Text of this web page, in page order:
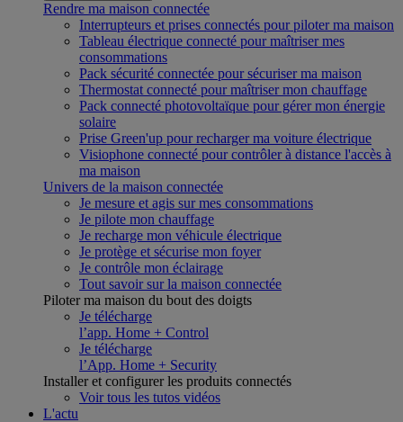
Rendre ma maison connectée
Interrupteurs et prises connectés pour piloter ma maison
Tableau électrique connecté pour maîtriser mes
consommations
Pack sécurité connectée pour sécuriser ma maison
Thermostat connecté pour maîtriser mon chauffage
Pack connecté photovoltaïque pour gérer mon énergie
solaire
Prise Green'up pour recharger ma voiture électrique
Visiophone connecté pour contrôler à distance l'accès à
ma maison
Univers de la maison connectée
Je mesure et agis sur mes consommations
Je pilote mon chauffage
Je recharge mon véhicule électrique
Je protège et sécurise mon foyer
Je contrôle mon éclairage
Tout savoir sur la maison connectée
Piloter ma maison du bout des doigts
Je télécharge
l’app. Home + Control
Je télécharge
l’App. Home + Security
Installer et configurer les produits connectés
Voir tous les tutos vidéos
L'actu